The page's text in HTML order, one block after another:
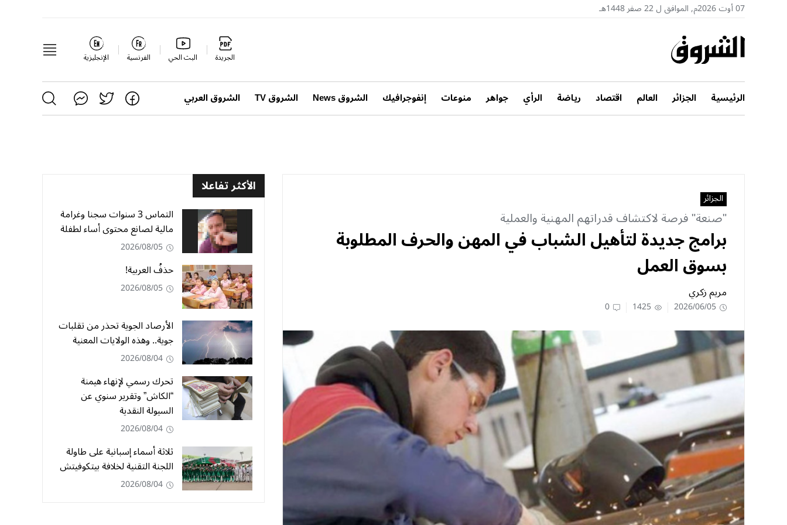
07 أوت 2026م, الموافق ل 22 صفر 1448هـ
الجريدة البث الحي الفرنسية الإنجليزية
الرئيسية الجزائر العالم اقتصاد رياضة الرأي جواهر منوعات إنفوجرافيك الشروق News الشروق TV الشروق العربي
الجزائر
"صنعة" فرصة لاكتشاف قدراتهم المهنية والعملية
برامج جديدة لتأهيل الشباب في المهن والحرف المطلوبة
بسوق العمل
مريم زكري
2026/06/05
1425
0
الأكثر تفاعلا
التماس 3 سنوات سجنا وغرامة
مالية لصانع محتوى أساء لطفلة
2026/08/05
حذفُ العربية!
2026/08/05
الأرصاد الجوية تحذر من تقلبات
جوية.. وهذه الولايات المعنية
2026/08/04
تحرك رسمي لإنهاء هيمنة
“الكاش” وتقرير سنوي عن
السيولة النقدية
2026/08/04
ثلاثة أسماء إسبانية على طاولة
اللجنة التقنية لخلافة بيتكوفيتش
2026/08/04